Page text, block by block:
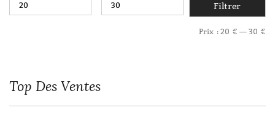
Filtrer
Prix : 20 € — 30 €
Top Des Ventes